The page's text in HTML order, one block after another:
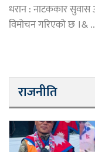
धरान : नाटककार सुवास
विमोचन गरिएको छ ।&
राजनीति